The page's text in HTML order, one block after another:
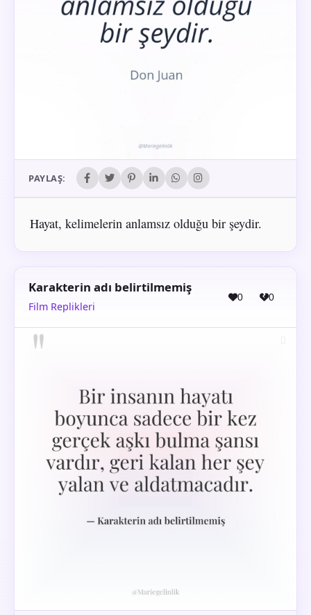
PAYLAŞ:
Hayat, kelimelerin anlamsız olduğu bir şeydir.
Karakterin adı belirtilmemiş
Film Replikleri
0 0